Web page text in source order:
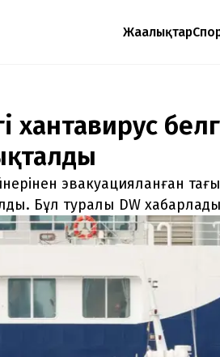
Жаңалықтар
эвакуацияланған тағы
Бұл туралы DW